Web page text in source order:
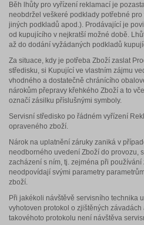
Běh lhůty pro vyřízení reklamací je
neobdržel veškeré podklady potřebné
jiných podkladů apod.). Prodávající je
od kupujícího v nejkratší možné době.
až do dodání vyžádaných podkladů
Za situace, kdy je potřeba Zboží zaslat
středisku, si Kupující ve vlastním zájmu
vhodného a dostatečně chránícího
nárokům přepravy křehkého Zboží a to
označí zásilku příslušnými symboly.
Servisní středisko po řádném vyřízení
opraveného zboží.
Nárok na uplatnění záruky zaniká v
neodborného uvedení Zboží do provozu,
zacházení s ním, tj. zejména při
neodpovídají svými parametry
zboží.
Při jakékoli návštěvě servisního technika
vyhotoven protokol o zjištěných
takovéhoto protokolu není návštěva